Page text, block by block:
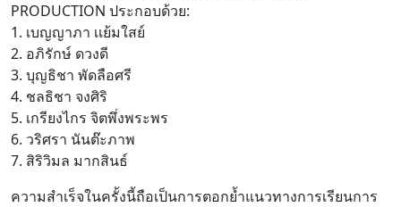
PRODUCTION ประกอบด้วย:
1. เบญญาภา เเย้มใสย์
2. อภิรักษ์ ดวงดี
3. บุญธิชา พัดลือศรี
4. ชลธิชา จงศิริ
5. เกรียงไกร จิตพึ่งพระพร
6. วริศรา นันต๊ะภาพ
7. สิริวิมล มากสินธ์
ความสำเร็จในครั้งนี้ถือเป็นการตอกย้ำแนวทางการเรียนการ